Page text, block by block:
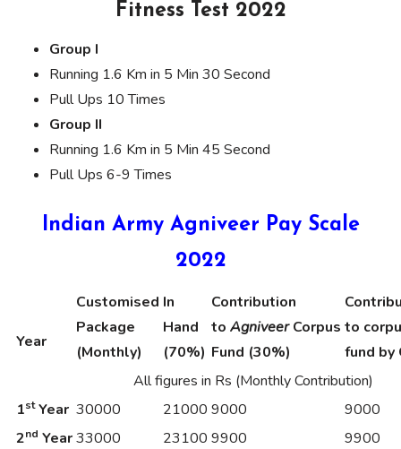
Fitness Test 2022
Group I
Running 1.6 Km in 5 Min 30 Second
Pull Ups 10 Times
Group II
Running 1.6 Km in 5 Min 45 Second
Pull Ups 6-9 Times
Indian Army Agniveer Pay Scale
2022
Year
Customised
Package
(Monthly)
In
Hand
(70%)
Contribution
to AgniveerCorpus
Fund (30%)
to
fund by
All figures in Rs (Monthly Contribution)
1stYear 30000 21000 9000
9000
2nd Year33000 23100 9900
9900